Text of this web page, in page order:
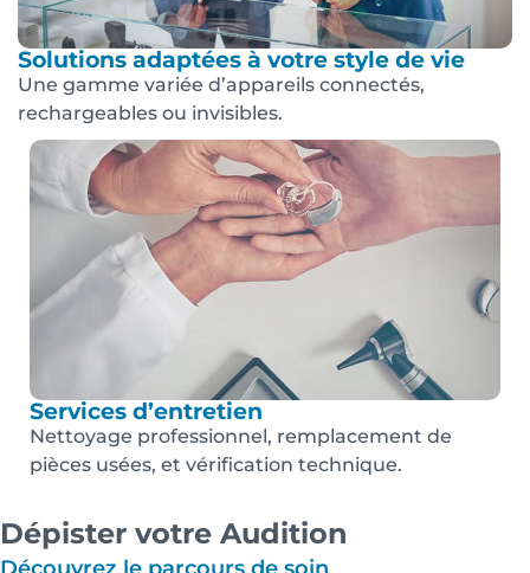
Solutions adaptées à votre style de vie
Une gamme variée d’appareils connectés,
rechargeables ou invisibles.
Services d’entretien
Nettoyage professionnel, remplacement de
pièces usées, et vérification technique.
Dépister votre Audition